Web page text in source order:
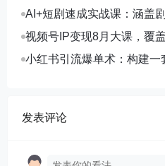
单月变现10万+秘籍
AI+短剧速成实战课：涵盖
现，单部剧收益破万
视频号IP变现8月大课，覆
取+合规运营+商业转化
小红书引流爆单术：构建一
发表评论